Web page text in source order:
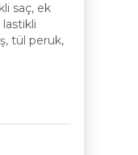
saç, ek
tül peruk,